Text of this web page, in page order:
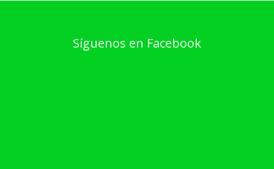
Síguenos en Facebook